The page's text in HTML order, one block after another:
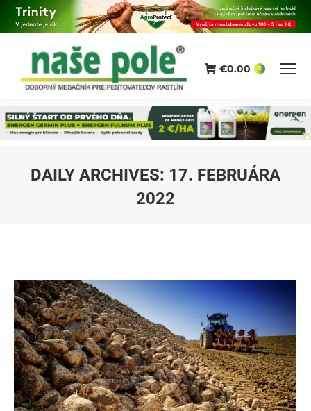
€0.00 0
DAILY ARCHIVES: 17. FEBRUÁRA
2022